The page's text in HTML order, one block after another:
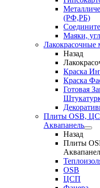
(РФ,РБ)
Маяки,
Лакокрасочные
Назад
Краска
Краска
Готовая
Плиты OSB,
Аквапанель
Назад
Плиты
OSB
ЦСП